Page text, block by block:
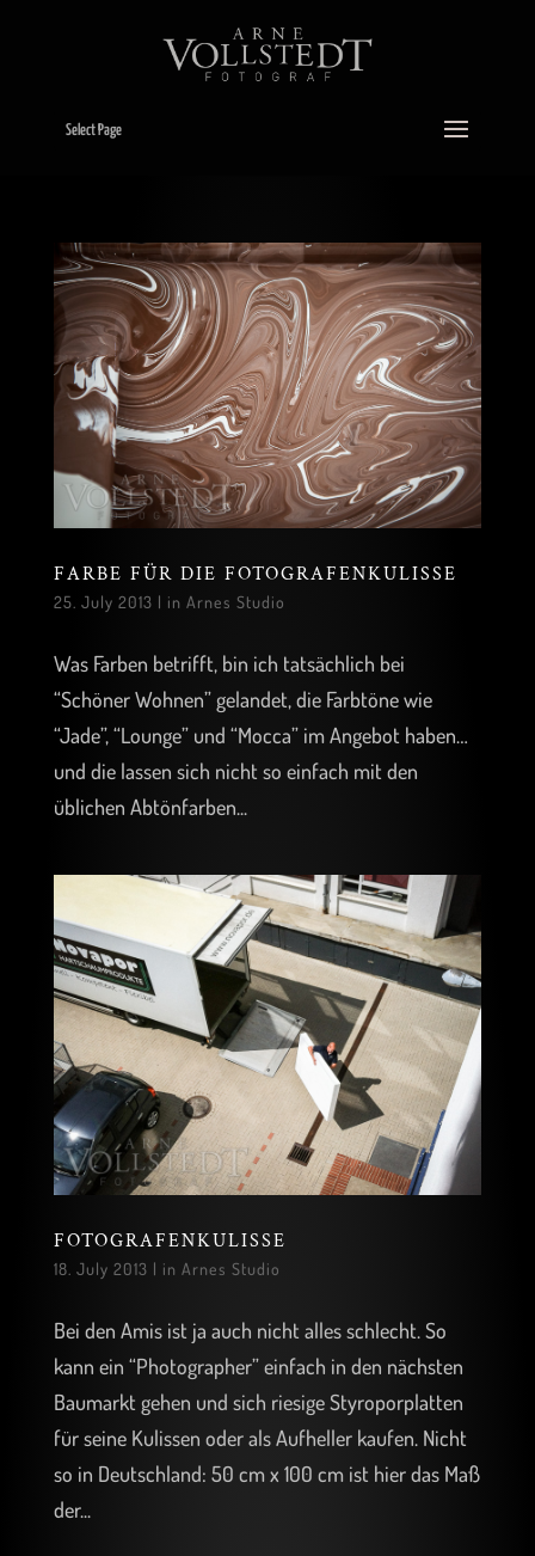
Select Page
FARBE FÜR DIE FOTOGRAFENKULISSE
25. July 2013 | in Arnes Studio
Was Farben betrifft, bin ich tatsächlich bei
“Schöner Wohnen” gelandet, die Farbtöne wie
“Jade”, “Lounge” und “Mocca” im Angebot haben…
und die lassen sich nicht so einfach mit den
üblichen Abtönfarben...
FOTOGRAFENKULISSE
18. July 2013 | in Arnes Studio
Bei den Amis ist ja auch nicht alles schlecht. So
kann ein “Photographer” einfach in den nächsten
Baumarkt gehen und sich riesige Styroporplatten
für seine Kulissen oder als Aufheller kaufen. Nicht
so in Deutschland: 50 cm x 100 cm ist hier das Maß
der...